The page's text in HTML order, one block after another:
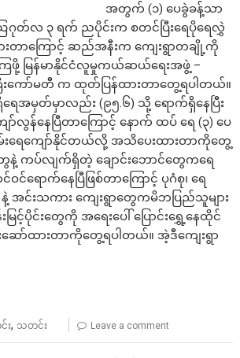
အတွက် (၁) ပေခွဲခန့်သာ
တ်လ ၃ ရက် ညပိုင်းက စတင်ပြီးရေပိုရေလွှဲ
းတာကြောင့် ဆည်အနီးက ကျေးရွာတချို့ကို
ကြဖို့ မြန်မာနိုင်ငံလူမှုကယ်ဆယ်ရေးအဖွဲ့ –
းကော်မတီ က ထုတ်ပြန်ထားတာတွေ့ရပါတယ်။
အမှတ်မှာလည်း (၉၅.၆) သို့ ရောက်ရှိနေပြီး
လွန်နေပြီတာကြောင့် နောက် ထပ် ရေ (၃) ပေ
းရေကျော်နိုင်တယ်လို့ အသိပေးထားတာကိုတွေ့
ေနဲ့ ကပ်လျက်ရှိတဲ့ ချောင်းဘောင်တွေကရေ
င်ဝင်ရောက်နေပြီဖြစ်တာကြောင့် ပုဂံစု၊ ရေ
င် နဲ့ အင်းသကား ကျေးရွာတွေကမိဘပြည်သူများ
ြင့်ပိုင်းတွေကို အရေးပေါ် ပြောင်းရွှေ့နေထိုင်
ဆော်ထားတာကိုတွေ့ရပါတယ်။ အဲ့ဒီကျေးရွာ
း, သတင်း Leave a comment